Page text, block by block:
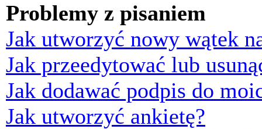
Problemy z pisaniem
Jak utworzyć nowy wątek
Jak przeedytować lub
Jak dodawać podpis do
Jak utworzyć ankietę?